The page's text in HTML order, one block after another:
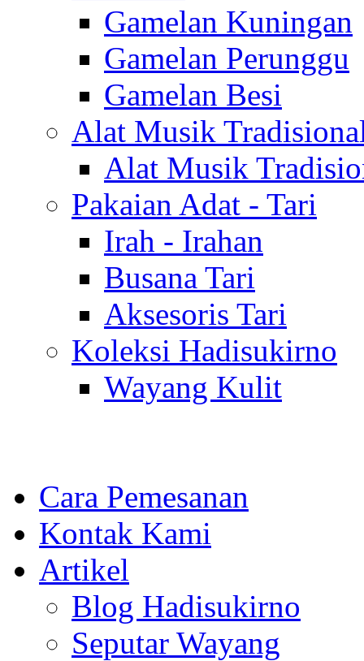
Gamelan Kuningan
Gamelan Perunggu
Gamelan Besi
Alat Musik
Alat Musik
Pakaian Adat - Tari
Irah - Irahan
Busana Tari
Aksesoris Tari
Koleksi Hadisukirno
Wayang Kulit
Cara Pemesanan
Kontak Kami
Artikel
Blog Hadisukirno
Seputar Wayang